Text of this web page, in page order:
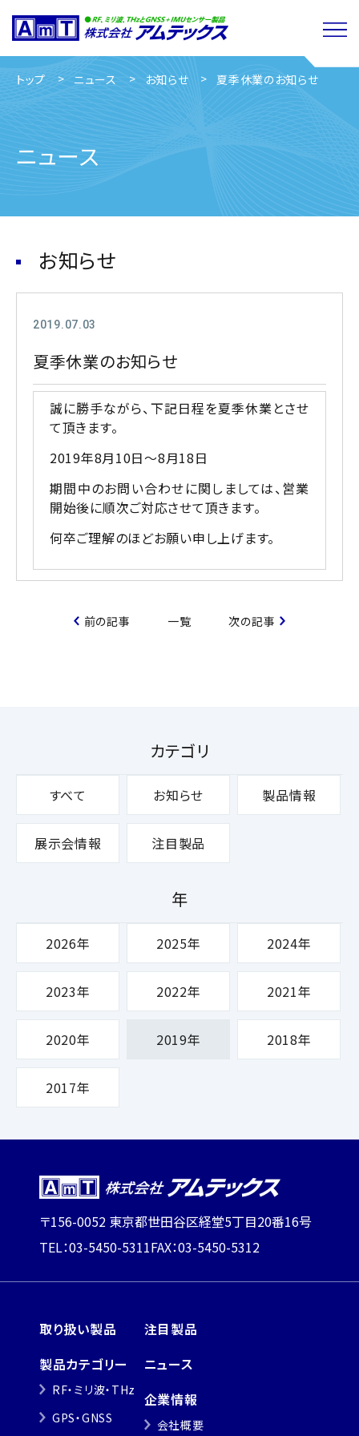
トップ ニュース お知らせ 夏季休業のお知らせ
ニュース
お知らせ
2019.07.03
夏季休業のお知らせ
誠に勝手ながら、下記日程を夏季休業とさせ
て頂きます。
2019年8月10日～8月18日
期間中のお問い合わせに関しましては、営業
開始後に順次ご対応させて頂きます。
何卒ご理解のほどお願い申し上げます。
前の記事 一覧 次の記事
カテゴリ
すべて お知らせ 製品情報
展示会情報 注目製品
年
2026年 2025年 2024年
2023年 2022年 2021年
2020年 2019年 2018年
2017年
〒156-0052 東京都世田谷区経堂5丁目20番16号
TEL：03-5450-5311FAX：03-5450-5312
取り扱い製品
製品カテゴリー
RF・ミリ波・THz
GPS・GNSS
注目製品
ニュース
企業情報
会社概要